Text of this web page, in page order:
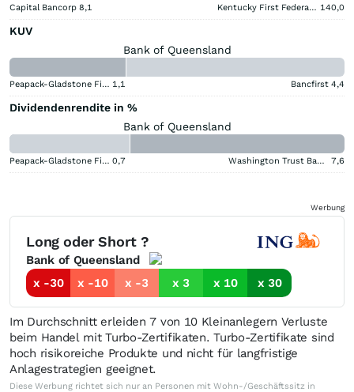
Capital Bancorp 8,1 Kentucky First Federal Bancorp 140,0
KUV
Bank of Queensland
Peapack-Gladstone Financial 1,1 Bancfirst 4,4
Dividendenrendite in %
Bank of Queensland
Peapack-Gladstone Financial 0,7 Washington Trust Bancorp 7,6
Werbung
Long oder Short ?
Bank of Queensland
x -30
x -10 x -3 x 3 x 10 x 30
Im Durchschnitt erleiden 7 von 10 Kleinanlegern Verluste
beim Handel mit Turbo-Zertifikaten. Turbo-Zertifikate sind
hoch risikoreiche Produkte und nicht für langfristige
Anlagestrategien geeignet.
Diese Werbung richtet sich nur an Personen mit Wohn-/Geschäftssitz in